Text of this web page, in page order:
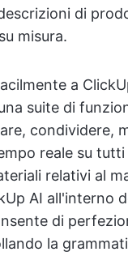
di
misura.
a
suite di
condividere,
reale su tutti
relativi al
AI all'interno
di
la